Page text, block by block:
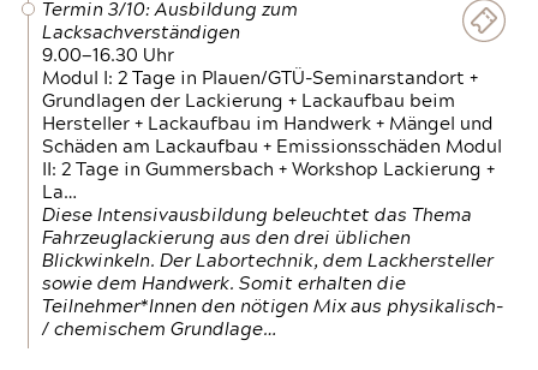
Termin 3/10: Ausbildung zum
Lacksachverständigen
9.00—16.30 Uhr
Modul I: 2 Tage in Plauen/GTÜ-Seminarstandort +
Grundlagen der Lackierung + Lackaufbau beim
Hersteller + Lackaufbau im Handwerk + Mängel und
Schäden am Lackaufbau + Emissionsschäden Modul
II: 2 Tage in Gummersbach + Workshop Lackierung +
La…
Diese Intensivausbildung beleuchtet das Thema
Fahrzeuglackierung aus den drei üblichen
Blickwinkeln. Der Labortechnik, dem Lackhersteller
sowie dem Handwerk. Somit erhalten die
Teilnehmer*Innen den nötigen Mix aus physikalisch-
/ chemischem Grundlage…